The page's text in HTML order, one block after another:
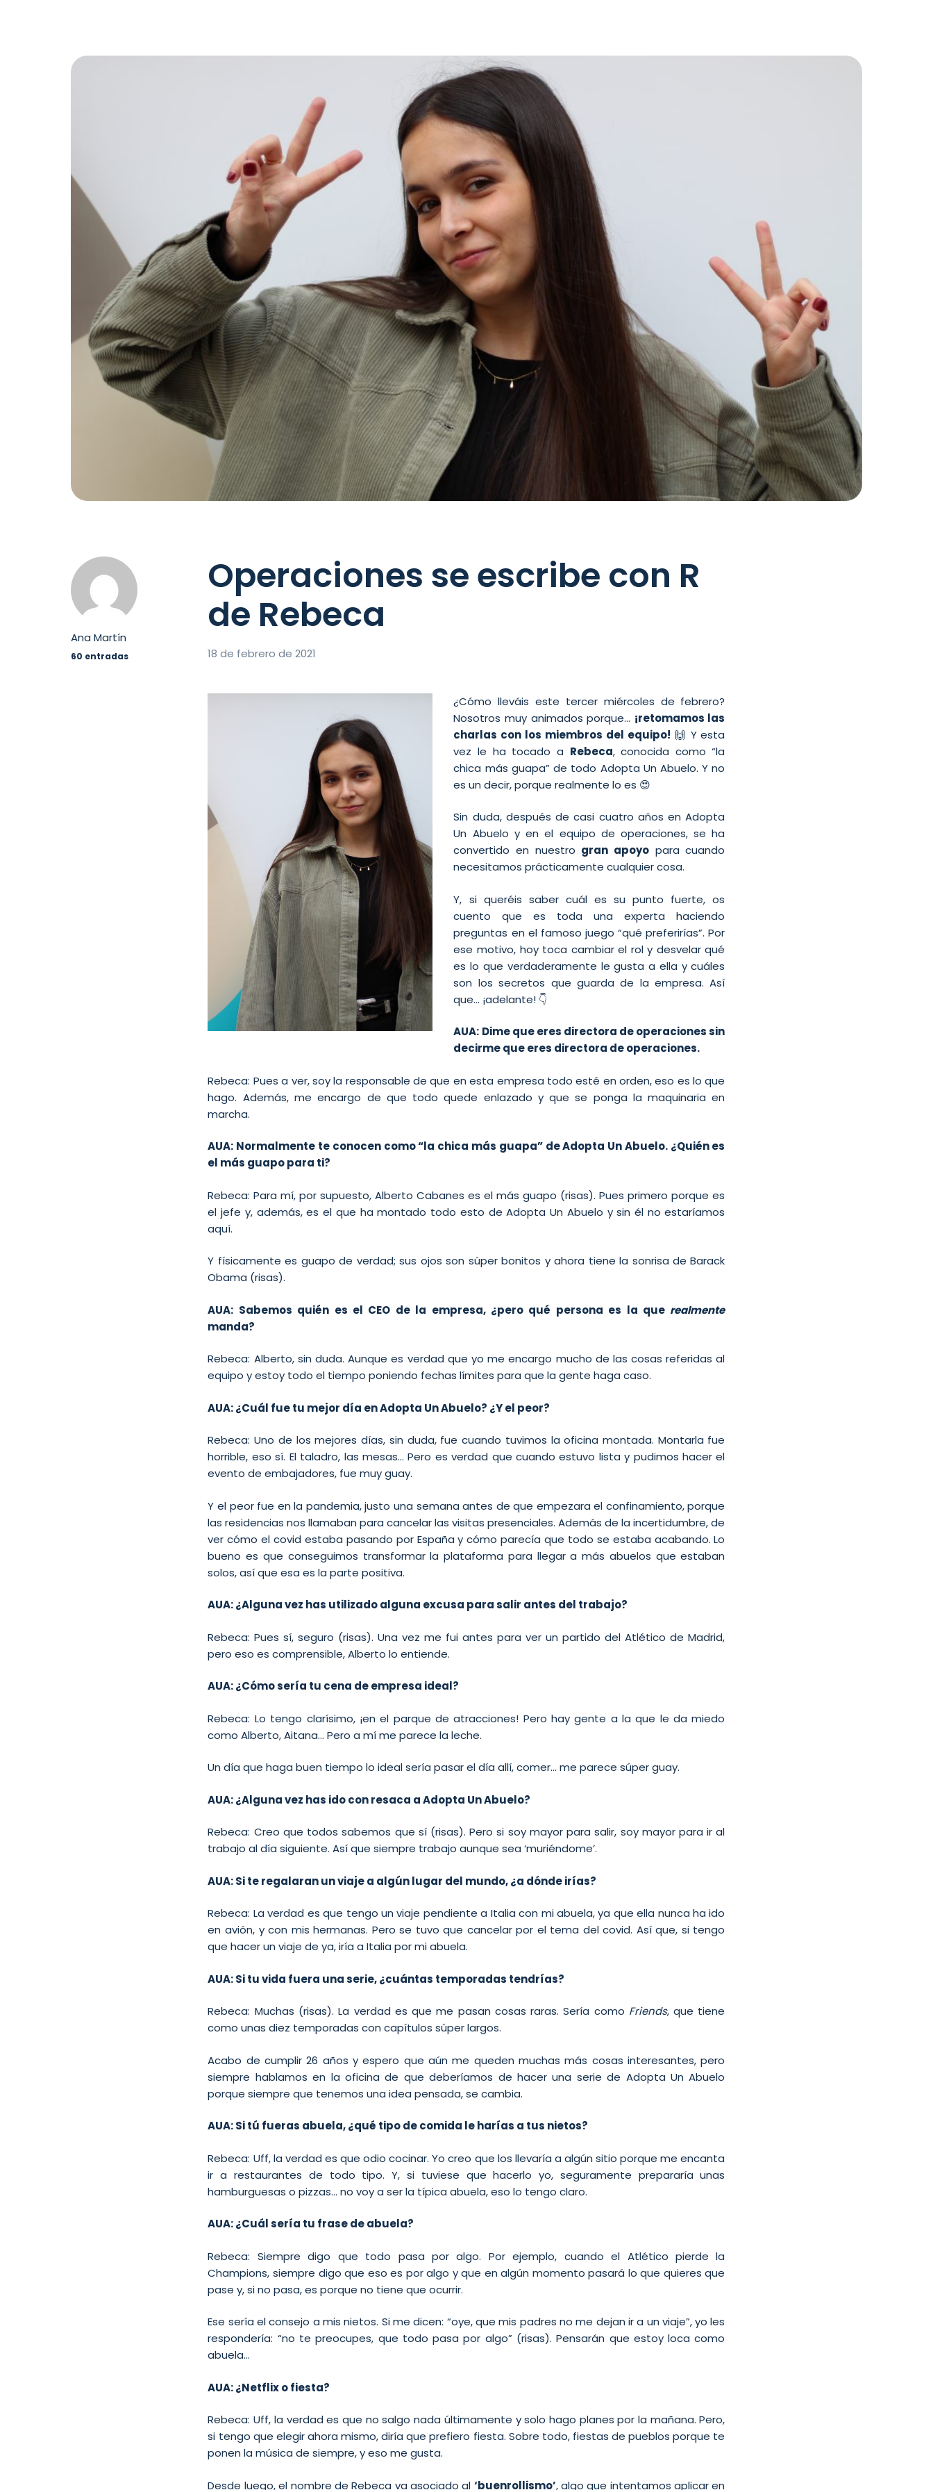
Ana Martín
60 entradas
Operaciones se escribe con R
de Rebeca
18 de febrero de 2021
¿Cómo lleváis este tercer miércoles de febrero?
Nosotros muy animados porque… ¡retomamos las
charlas con los miembros del equipo! 🙌 Y esta
vez le ha tocado a Rebeca, conocida como “la
chica más guapa” de todo Adopta Un Abuelo. Y no
es un decir, porque realmente lo es 😍
Sin duda, después de casi cuatro años en Adopta
Un Abuelo y en el equipo de operaciones, se ha
convertido en nuestro gran apoyopara cuando
necesitamos prácticamente cualquier cosa.
Y, si queréis saber cuál es su punto fuerte, os
cuento que es toda una experta haciendo
preguntas en el famoso juego “qué preferirías”. Por
ese motivo, hoy toca cambiar el rol y desvelar qué
es lo que verdaderamente le gusta a ella y cuáles
son los secretos que guarda de la empresa. Así
que… ¡adelante! 👇
AUA: Dime que eres directora de operaciones sin
decirme que eres directora de operaciones.
Rebeca: Pues a ver, soy la responsable de que en esta empresa todo esté en orden, eso es lo que
hago. Además, me encargo de que todo quede enlazado y que se ponga la maquinaria en
marcha.
AUA: Normalmente te conocen como “la chica más guapa” de Adopta Un Abuelo. ¿Quién es
el más guapo para ti?
Rebeca: Para mí, por supuesto, Alberto Cabanes es el más guapo (risas). Pues primero porque es
el jefe y, además, es el que ha montado todo esto de Adopta Un Abuelo y sin él no estaríamos
aquí.
Y físicamente es guapo de verdad; sus ojos son súper bonitos y ahora tiene la sonrisa de Barack
Obama (risas).
AUA: Sabemos quién es el CEO de la empresa, ¿pero qué persona es la que realmente
manda?
Rebeca: Alberto, sin duda. Aunque es verdad que yo me encargo mucho de las cosas referidas al
equipo y estoy todo el tiempo poniendo fechas límites para que la gente haga caso.
AUA: ¿Cuál fue tu mejor día en Adopta Un Abuelo? ¿Y el peor?
Rebeca: Uno de los mejores días, sin duda, fue cuando tuvimos la oficina montada. Montarla fue
horrible, eso sí. El taladro, las mesas… Pero es verdad que cuando estuvo lista y pudimos hacer el
evento de embajadores, fue muy guay.
Y el peor fue en la pandemia, justo una semana antes de que empezara el confinamiento, porque
las residencias nos llamaban para cancelar las visitas presenciales. Además de la incertidumbre, de
ver cómo el covid estaba pasando por España y cómo parecía que todo se estaba acabando. Lo
bueno es que conseguimos transformar la plataforma para llegar a más abuelos que estaban
solos, así que esa es la parte positiva.
AUA: ¿Alguna vez has utilizado alguna excusa para salir antes del trabajo?
Rebeca: Pues sí, seguro (risas). Una vez me fui antes para ver un partido del Atlético de Madrid,
pero eso es comprensible, Alberto lo entiende.
AUA: ¿Cómo sería tu cena de empresa ideal?
Rebeca: Lo tengo clarísimo, ¡en el parque de atracciones! Pero hay gente a la que le da miedo
como Alberto, Aitana… Pero a mí me parece la leche.
Un día que haga buen tiempo lo ideal sería pasar el día allí, comer… me parece súper guay.
AUA: ¿Alguna vez has ido con resaca a Adopta Un Abuelo?
Rebeca: Creo que todos sabemos que sí (risas). Pero si soy mayor para salir, soy mayor para ir al
trabajo al día siguiente. Así que siempre trabajo aunque sea ‘muriéndome’.
AUA: Si te regalaran un viaje a algún lugar del mundo, ¿a dónde irías?
Rebeca: La verdad es que tengo un viaje pendiente a Italia con mi abuela, ya que ella nunca ha ido
en avión, y con mis hermanas. Pero se tuvo que cancelar por el tema del covid. Así que, si tengo
que hacer un viaje de ya, iría a Italia por mi abuela.
AUA: Si tu vida fuera una serie, ¿cuántas temporadas tendrías?
Rebeca: Muchas (risas). La verdad es que me pasan cosas raras. Sería como Friends, que tiene
como unas diez temporadas con capítulos súper largos.
Acabo de cumplir 26 años y espero que aún me queden muchas más cosas interesantes, pero
siempre hablamos en la oficina de que deberíamos de hacer una serie de Adopta Un Abuelo
porque siempre que tenemos una idea pensada, se cambia.
AUA: Si tú fueras abuela, ¿qué tipo de comida le harías a tus nietos?
Rebeca: Uff, la verdad es que odio cocinar. Yo creo que los llevaría a algún sitio porque me encanta
ir a restaurantes de todo tipo. Y, si tuviese que hacerlo yo, seguramente prepararía unas
hamburguesas o pizzas… no voy a ser la típica abuela, eso lo tengo claro.
AUA: ¿Cuál sería tu frase de abuela?
Rebeca: Siempre digo que todo pasa por algo. Por ejemplo, cuando el Atlético pierde la
Champions, siempre digo que eso es por algo y que en algún momento pasará lo que quieres que
pase y, si no pasa, es porque no tiene que ocurrir.
Ese sería el consejo a mis nietos. Si me dicen: “oye, que mis padres no me dejan ir a un viaje”, yo les
respondería: “no te preocupes, que todo pasa por algo” (risas). Pensarán que estoy loca como
abuela…
AUA: ¿Netflix o fiesta?
Rebeca: Uff, la verdad es que no salgo nada últimamente y solo hago planes por la mañana. Pero,
si tengo que elegir ahora mismo, diría que prefiero fiesta. Sobre todo, fiestas de pueblos porque te
ponen la música de siempre, y eso me gusta.
Desde luego, el nombre de Rebeca va asociado al ‘buenrollismo’, algo que intentamos aplicar en